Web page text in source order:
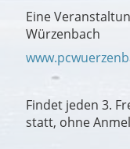
Eine
Würzenbach
Findet jeden 3.
statt, ohne